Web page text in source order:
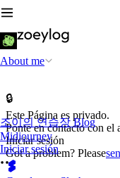
About me
조이의 연습장 Blog
Midjourney
Iniciar sesión
🔒
Este Página es privado.
Ponte en contacto con el
Iniciar sesión
Got a problem? Please